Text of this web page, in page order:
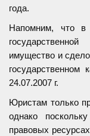
года.
Напомним, что
имущество и
24.07.2007 г.
Юристам только
однако
правовых